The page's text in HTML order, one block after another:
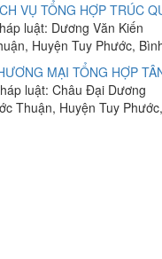
VỤ TỔNG HỢP TRÚC
luật: Dương Văn Kiến
Huyện Tuy Phước,
MẠI TỔNG HỢP
luật: Châu Đại Dương
Thuận, Huyện Tuy